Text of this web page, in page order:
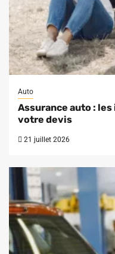
Auto
Assurance auto :
votre devis
21 juillet 2026